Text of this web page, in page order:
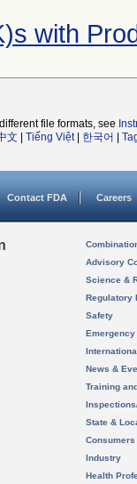
with
file formats, see
文 Tiếng Việt| 한국어
Contact FDA Careers
Advisory
Science &
Regulatory
Safety
News &
Training
State &
Consumers
Industry
Health